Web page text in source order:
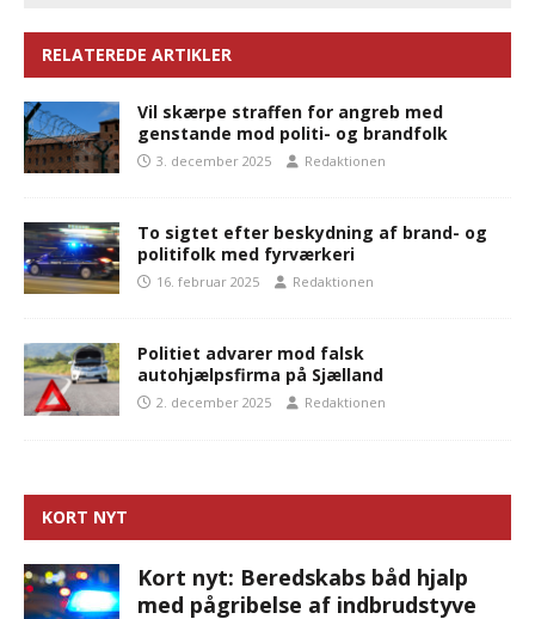
RELATEREDE ARTIKLER
Vil skærpe straffen for angreb med
genstande mod politi- og brandfolk
3. december 2025 Redaktionen
To sigtet efter beskydning af brand- og
politifolk med fyrværkeri
16. februar 2025 Redaktionen
Politiet advarer mod falsk
autohjælpsfirma på Sjælland
2. december 2025 Redaktionen
KORT NYT
Kort nyt: Beredskabs båd hjalp
med pågribelse af indbrudstyve